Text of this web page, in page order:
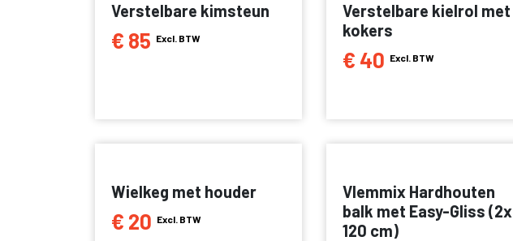
Verstelbare kimsteun
€ 85 Excl. BTW
Verstelbare kielrol met
kokers
€ 40 Excl. BTW
Wielkeg met houder
€ 20 Excl. BTW
Vlemmix Hardhouten
balk met Easy-Gliss (2x
120 cm)